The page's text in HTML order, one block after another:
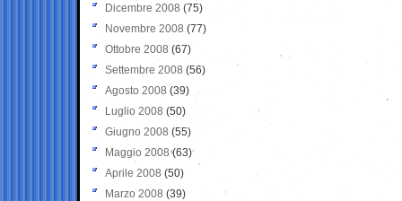
Dicembre 2008 (75)
Novembre 2008 (77)
Ottobre 2008 (67)
Settembre 2008 (56)
Agosto 2008 (39)
Luglio 2008 (50)
Giugno 2008 (55)
Maggio 2008(63)
Aprile 2008 (50)
Marzo 2008 (39)